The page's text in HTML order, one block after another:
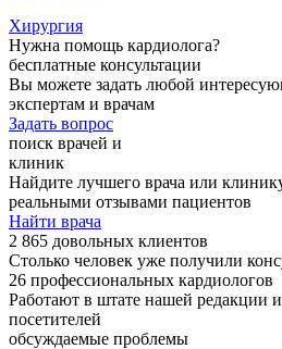
Хирургия
Нужна помощь кардиолога?
бесплатные консультации
Вы можете задать любой
экспертам и врачам
Задать вопрос
поиск врачей и
клиник
Найдите лучшего врача или
реальными отзывами пациентов
Найти врача
2 865 довольных клиентов
Столько человек уже получили
26 профессиональных кардиологов
Работают в штате нашей редакции
посетителей
обсуждаемые проблемы